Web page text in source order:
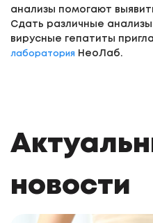
анализы помогают
Сдать различные
вирусные гепатиты
лаборатория
НеоЛаб.
новости